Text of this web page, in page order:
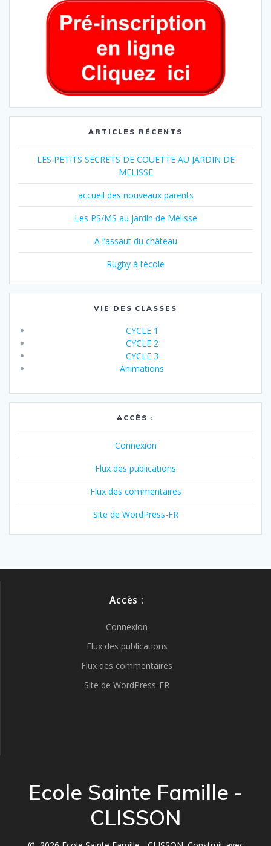
ARTICLES RÉCENTS
LES PETITS SECRETS DE COUETTE AU JARDIN DE
MELISSE
accueil des nouveaux parents
Les PS/MS au jardin de Mélisse
A l’assaut du château
Rugby à l’école
VIE DES CLASSES
CYCLE 1
CYCLE 2
CYCLE 3
Animations
ACCÈS :
Connexion
Flux des publications
Flux des commentaires
Site de WordPress-FR
Accès :
Connexion
Flux des publications
Flux des commentaires
Site de WordPress-FR
Ecole Sainte Famille -
CLISSON